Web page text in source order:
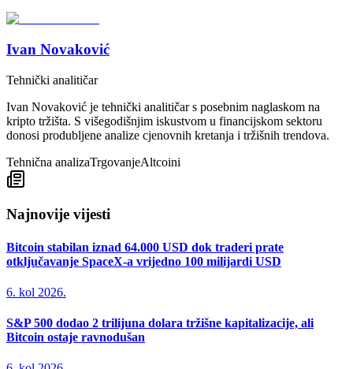
Ivan Novaković
Tehnički analitičar
Ivan Novaković je tehnički analitičar s posebnim naglaskom na
kripto tržišta. S višegodišnjim iskustvom u financijskom sektoru
donosi produbljene analize cjenovnih kretanja i tržišnih trendova.
Tehnična analizaTrgovanjeAltcoini
Najnovije vijesti
Bitcoin stabilan iznad 64.000 USD dok traderi prate
otključavanje SpaceX-a vrijedno 100 milijardi USD
6. kol 2026.
S&P 500 dodao 2 trilijuna dolara tržišne kapitalizacije, ali
Bitcoin ostaje ravnodušan